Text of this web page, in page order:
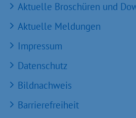
Aktuelle Broschüren und
Aktuelle Meldungen
Impressum
Datenschutz
Bildnachweis
Barrierefreiheit